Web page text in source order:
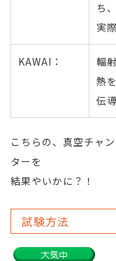
ち
実
KAWAI：
輻
熱
伝
こちらの、真空チャ
ターを
結果やいかに？！
試験方法